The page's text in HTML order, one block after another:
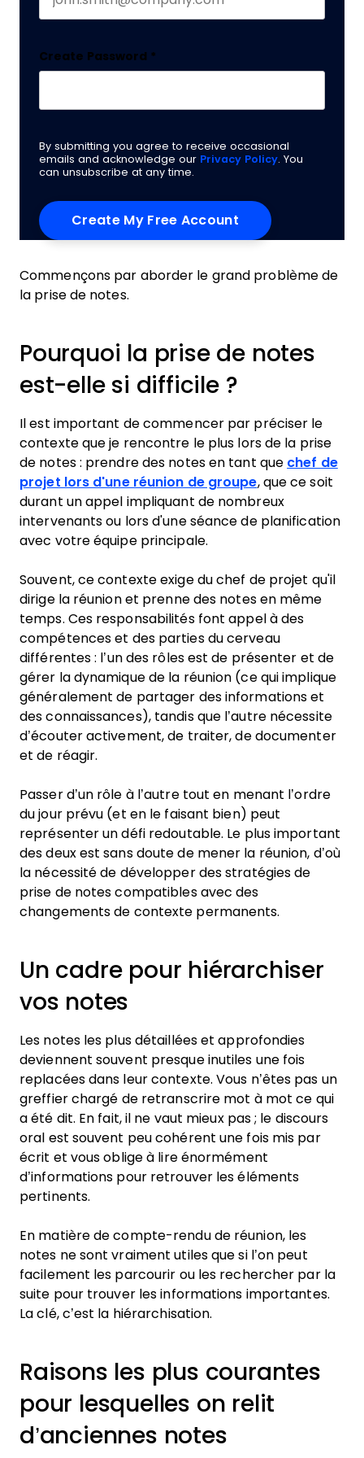
Create Password *
By submitting you agree to receive occasional
emails and acknowledge our Privacy Policy. You
can unsubscribe at any time.
Commençons par aborder le grand problème de
la prise de notes.
Pourquoi la prise de notes
est-elle si difficile ?
Il est important de commencer par préciser le
contexte que je rencontre le plus lors de la prise
de notes : prendre des notes en tant que chef de
projet lors d'une réunion de groupe, que ce soit
durant un appel impliquant de nombreux
intervenants ou lors d'une séance de planification
avec votre équipe principale.
Souvent, ce contexte exige du chef de projet qu'il
dirige la réunion et prenne des notes en même
temps. Ces responsabilités font appel à des
compétences et des parties du cerveau
différentes : l’un des rôles est de présenter et de
gérer la dynamique de la réunion (ce qui implique
généralement de partager des informations et
des connaissances), tandis que l’autre nécessite
d’écouter activement, de traiter, de documenter
et de réagir.
Passer d’un rôle à l’autre tout en menant l’ordre
du jour prévu (et en le faisant bien) peut
représenter un défi redoutable. Le plus important
des deux est sans doute de mener la réunion, d’où
la nécessité de développer des stratégies de
prise de notes compatibles avec des
changements de contexte permanents.
Un cadre pour hiérarchiser
vos notes
Les notes les plus détaillées et approfondies
deviennent souvent presque inutiles une fois
replacées dans leur contexte. Vous n’êtes pas un
greffier chargé de retranscrire mot à mot ce qui
a été dit. En fait, il ne vaut mieux pas ; le discours
oral est souvent peu cohérent une fois mis par
écrit et vous oblige à lire énormément
d’informations pour retrouver les éléments
pertinents.
En matière de compte-rendu de réunion, les
notes ne sont vraiment utiles que si l’on peut
facilement les parcourir ou les rechercher par la
suite pour trouver les informations importantes.
La clé, c’est la hiérarchisation.
Raisons les plus courantes
pour lesquelles on relit
d’anciennes notes